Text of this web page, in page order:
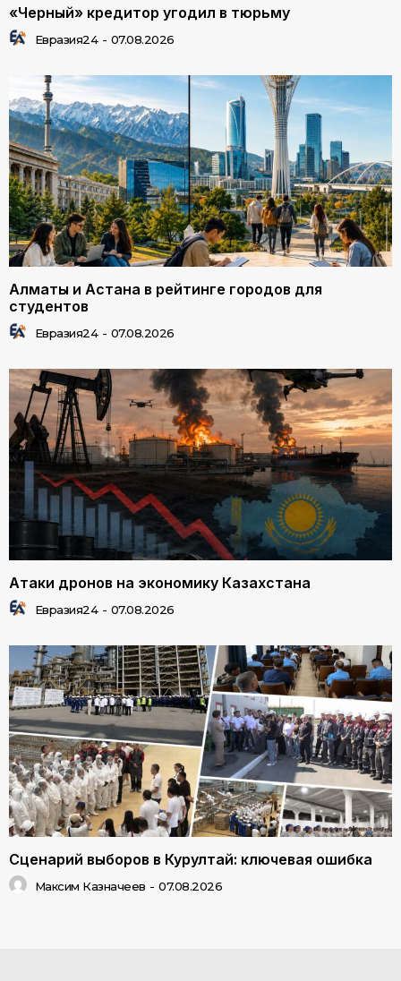
«Черный» кредитор угодил в тюрьму
Евразия24 - 07.08.2026
Алматы и Астана в рейтинге городов для
студентов
Евразия24 - 07.08.2026
Атаки дронов на экономику Казахстана
Евразия24 - 07.08.2026
Сценарий выборов в Курултай: ключевая ошибка
Максим Казначеев - 07.08.2026